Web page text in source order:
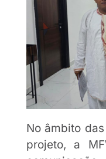
No âmbito
projeto, a